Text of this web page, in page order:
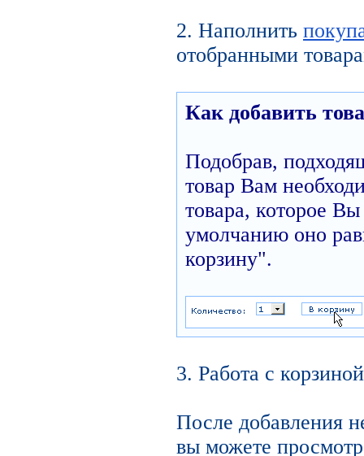
2. Наполнить
отобранными
Как добавить
Подобрав,
товар Вам
товара, которое Вы
умолчанию оно
корзину".
3. Работа с корзиной
После добавления
вы можете